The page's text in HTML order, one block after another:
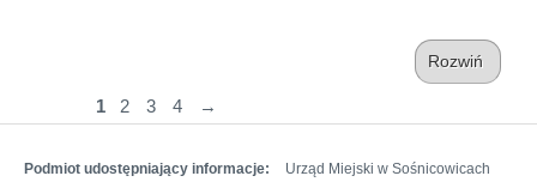
Rozwiń
1 2 3 4 →
Podmiot udostępniający informacje:
Urząd Miejski w Sośnicowicach